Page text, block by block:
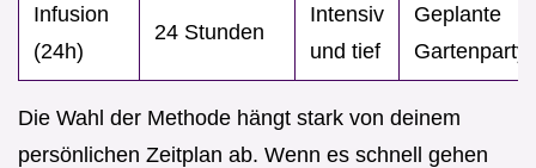
Infusion
(24h)
24 Stunden
Intensiv
und tief
Geplante
Die Wahl der Methode hängt stark von deinem
persönlichen Zeitplan ab. Wenn es schnell gehen